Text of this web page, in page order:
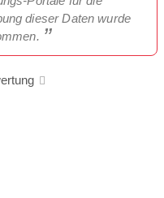
dieser Daten wurde